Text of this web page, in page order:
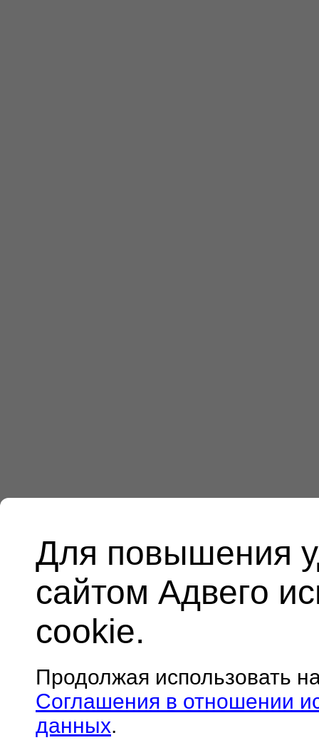
Для повышения
сайтом Адвего
cookie.
Продолжая использовать
Соглашения в отношении
данных.